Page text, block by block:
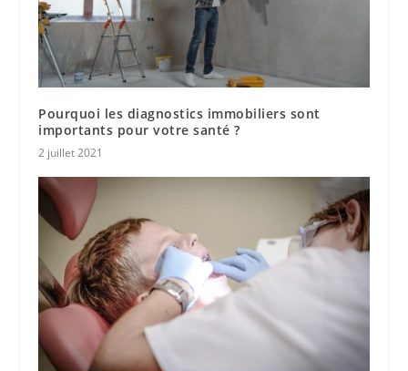
Pourquoi les diagnostics immobiliers sont
importants pour votre santé ?
2 juillet 2021